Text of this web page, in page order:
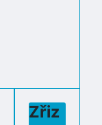
Zřiz